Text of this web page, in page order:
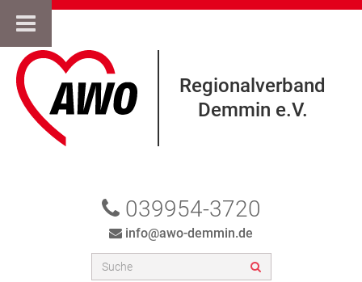
Regionalverband
Demmin e.V.
039954-3720
info@awo-demmin.de